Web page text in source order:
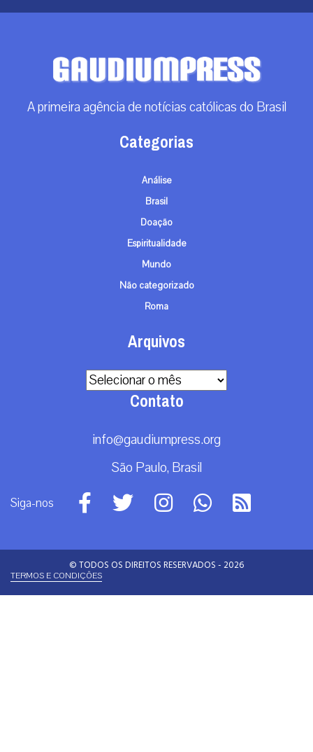
A primeira agência de notícias católicas do Brasil
Categorias
Análise
Brasil
Doação
Espiritualidade
Mundo
Não categorizado
Roma
Arquivos
Arquivos
Contato
info@gaudiumpress.org
São Paulo, Brasil
Siga-nos
© TODOS OS DIREITOS RESERVADOS - 2026
TERMOS E CONDIÇÕES